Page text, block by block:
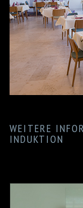
WEITERE
INDUKTION